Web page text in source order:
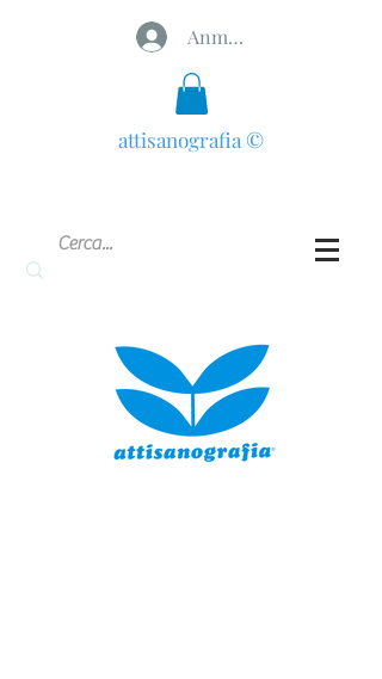
Anmelden
attisanografia ©